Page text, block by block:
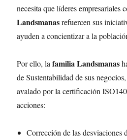
necesita que líderes empresariales
Landsmanasrefuercen sus
ayuden a concientizar a la
Por ello, lafamilia Landsmanas
de Sustentabilidad de sus
avalado por la certificación
acciones:
Corrección de las desviaciones